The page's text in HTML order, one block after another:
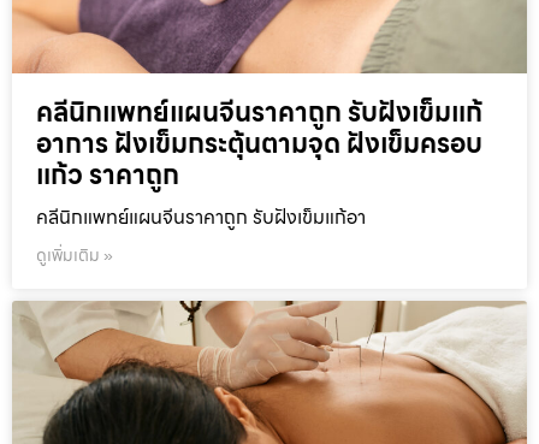
คลีนิกแพทย์แผนจีนราคาถูก รับฝังเข็มแก้
อาการ ฝังเข็มกระตุ้นตามจุด ฝังเข็มครอบ
แก้ว ราคาถูก
คลีนิกแพทย์แผนจีนราคาถูก รับฝังเข็มแก้อา
ดูเพิ่มเติม »